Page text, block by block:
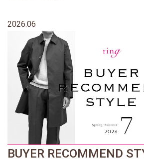
2026.06
BUYER RECOMMEND